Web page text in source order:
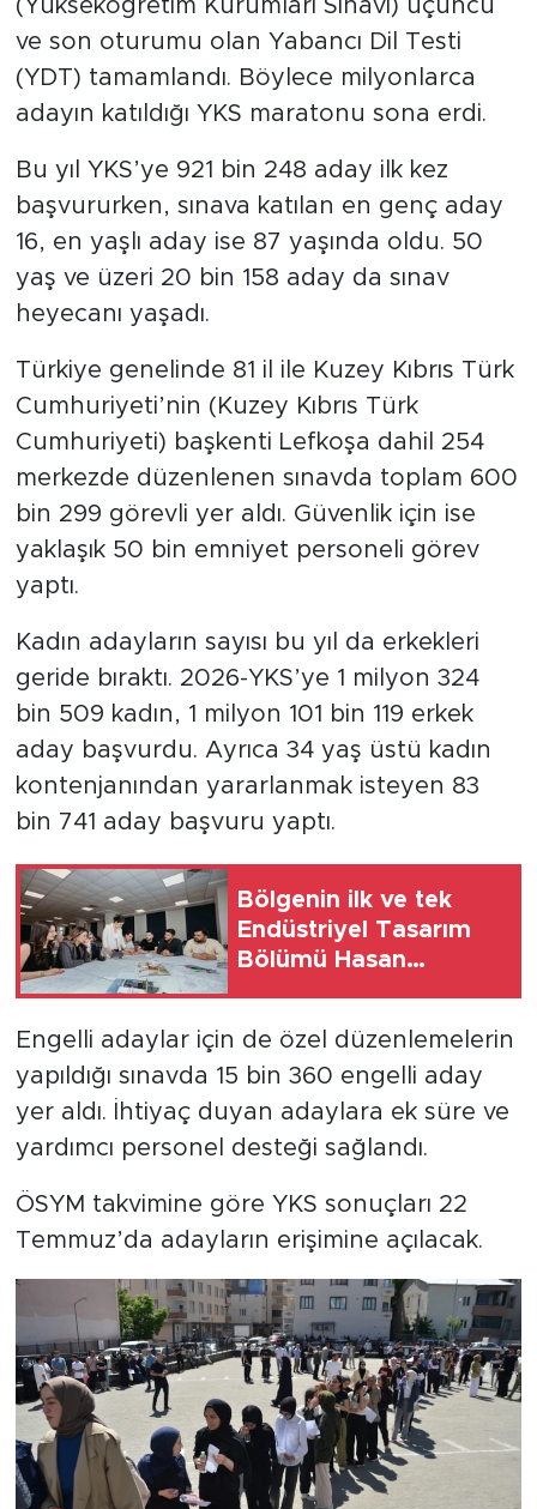
(Yükseköğretim Kurumları Sınavı) üçüncü
ve son oturumu olan Yabancı Dil Testi
(YDT) tamamlandı. Böylece milyonlarca
adayın katıldığı YKS maratonu sona erdi.
Bu yıl YKS’ye 921 bin 248 aday ilk kez
başvururken, sınava katılan en genç aday
16, en yaşlı aday ise 87 yaşında oldu. 50
yaş ve üzeri 20 bin 158 aday da sınav
heyecanı yaşadı.
Türkiye genelinde 81 il ile Kuzey Kıbrıs Türk
Cumhuriyeti’nin (Kuzey Kıbrıs Türk
Cumhuriyeti) başkenti Lefkoşa dahil 254
merkezde düzenlenen sınavda toplam 600
bin 299 görevli yer aldı. Güvenlik için ise
yaklaşık 50 bin emniyet personeli görev
yaptı.
Kadın adayların sayısı bu yıl da erkekleri
geride bıraktı. 2026-YKS’ye 1 milyon 324
bin 509 kadın, 1 milyon 101 bin 119 erkek
aday başvurdu. Ayrıca 34 yaş üstü kadın
kontenjanından yararlanmak isteyen 83
bin 741 aday başvuru yaptı.
Bölgenin ilk ve tek
Endüstriyel Tasarım
Bölümü Hasan
Engelli adaylar için de özel düzenlemelerin
yapıldığı sınavda 15 bin 360 engelli aday
yer aldı. İhtiyaç duyan adaylara ek süre ve
yardımcı personel desteği sağlandı.
ÖSYM takvimine göre YKS sonuçları 22
Temmuz’da adayların erişimine açılacak.